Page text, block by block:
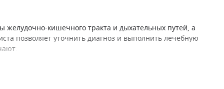
желудочно-кишечного тракта и дыхательных путей, а
позволяет уточнить диагноз и выполнить лечебную